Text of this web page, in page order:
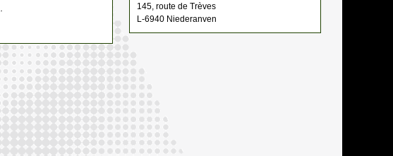
145, route de Trèves
L-6940 Niederanven